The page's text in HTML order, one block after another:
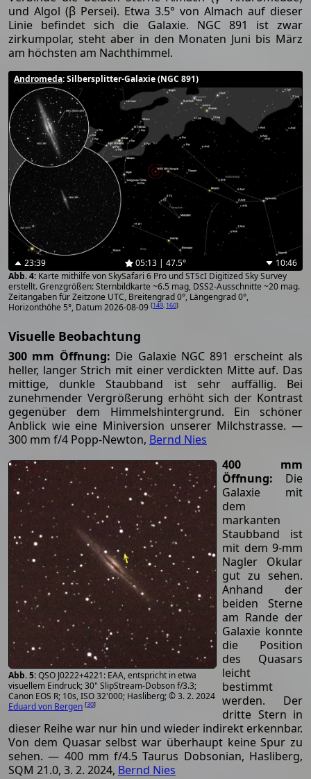
und Algol (β Persei). Etwa 3.5° von Almach auf dieser
Linie befindet sich die Galaxie. NGC 891 ist zwar
zirkumpolar, steht aber in den Monaten Juni bis März
am höchsten am Nachthimmel.
Andromeda: Silbersplitter-Galaxie (NGC 891)
23:39 05:13 | 47.5°
10:46
Karte mithilfe von SkySafari 6 Pro und STScI Digitized Sky Survey
erstellt. Grenzgrößen: Sternbildkarte ~6.5 mag, DSS2-Ausschnitte ~20 mag.
Zeitangaben für Zeitzone UTC, Breitengrad 0°, Längengrad 0°,
Horizonthöhe 5°, Datum 2026-08-09 [149, 160]
Visuelle Beobachtung
300 mm Öffnung: Die Galaxie NGC 891 erscheint als
heller, langer Strich mit einer verdickten Mitte auf. Das
mittige, dunkle Staubband ist sehr auffällig. Bei
zunehmender Vergrößerung erhöht sich der Kontrast
gegenüber dem Himmelshintergrund. Ein schöner
Anblick wie eine Miniversion unserer Milchstrasse. —
300 mm f/4 Popp-Newton, Bernd Nies
QSO J0222+4221: EAA, entspricht in etwa
visuellem Eindruck; 30" SlipStream-Dobson f/3.3;
Canon EOS R; 10s, ISO 32'000; Hasliberg; © 3. 2. 2024
Eduard von Bergen [30]
400 mm
Öffnung: Die
Galaxie mit
dem
markanten
Staubband ist
mit dem 9-mm
Nagler Okular
gut zu sehen.
Anhand der
beiden Sterne
am Rande der
Galaxie konnte
die Position
des Quasars
leicht
bestimmt
werden. Der
dritte Stern in
dieser Reihe war nur hin und wieder indirekt erkennbar.
Von dem Quasar selbst war überhaupt keine Spur zu
sehen. — 400 mm f/4.5 Taurus Dobsonian, Hasliberg,
SQM 21.0, 3. 2. 2024, Bernd Nies